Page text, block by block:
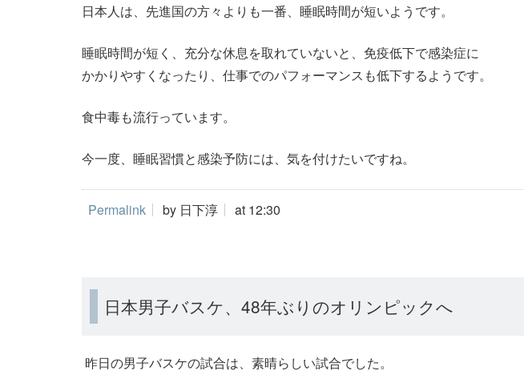
日本人は、先進国の方々よりも一番、睡眠時間が短いようです。
睡眠時間が短く、充分な休息を取れていないと、免疫低下で感染症に
かかりやすくなったり、仕事でのパフォーマンスも低下するようです。
食中毒も流行っています。
今一度、睡眠習慣と感染予防には、気を付けたいですね。
Permalink by 日下淳 at 12:30
日本男子バスケ、48年ぶりのオリンピックへ
昨日の男子バスケの試合は、素晴らしい試合でした。